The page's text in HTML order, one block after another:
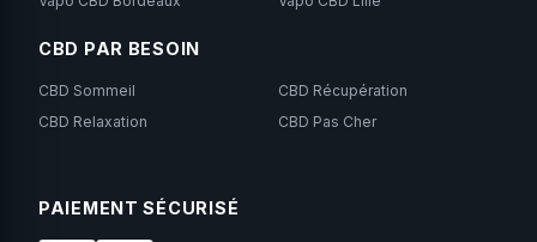
CBD PAR BESOIN
CBD Sommeil
CBD Récupération
CBD Relaxation
CBD Pas Cher
PAIEMENT SÉCURISÉ